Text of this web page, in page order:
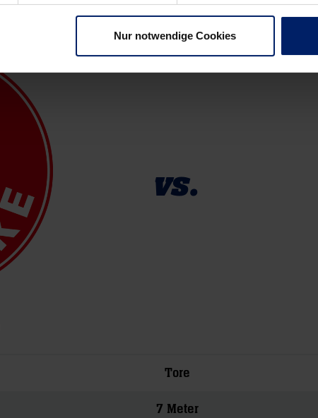
Nur notwendige Cookies
vs.
Tore
7 Meter